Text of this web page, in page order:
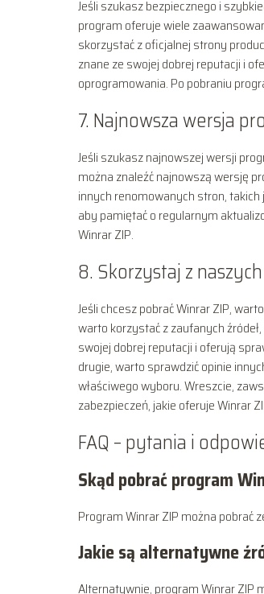
Jeśli szukasz bezpiecznego i
program oferuje wiele
skorzystać z oficjalnej strony
znane ze swojej dobrej reputacji i
oprogramowania. Po pobraniu
7. Najnowsza wersja
Jeśli szukasz najnowszej wersji
można znaleźć najnowszą wersję
innych renomowanych stron, takich
aby pamiętać o regularnym
Winrar ZIP.
8. Skorzystaj z
Jeśli chcesz pobrać Winrar ZIP,
warto korzystać z zaufanych
swojej dobrej reputacji i oferują
drugie, warto sprawdzić opinie
właściwego wyboru. Wreszcie,
zabezpieczeń, jakie oferuje Winrar
FAQ – pytania i
Skąd pobrać program
Program Winrar ZIP można pobrać
Jakie są alternatywne
Alternatywnie, program Winrar ZIP